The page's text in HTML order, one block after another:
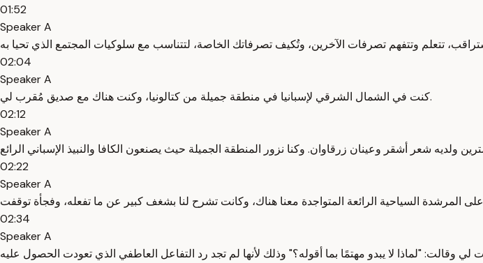
01:52
Speaker A
02:04
Speaker A
كنت في الشمال الشرقي لإسبانيا في منطقة جميلة من كتالونيا، وكنت هناك مع صديق مُقرب لي.
02:12
Speaker A
02:22
Speaker A
02:34
Speaker A